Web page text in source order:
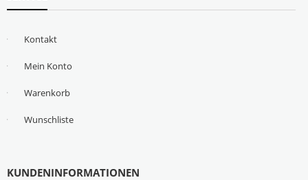
Kontakt
Mein Konto
Warenkorb
Wunschliste
KUNDENINFORMATIONEN